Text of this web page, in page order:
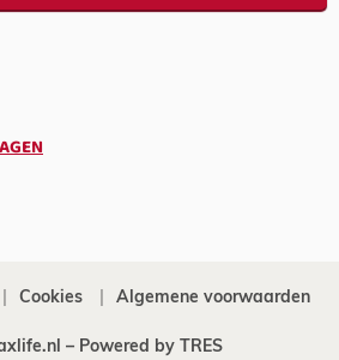
Cookies Algemene voorwaarden
– Powered by TRES